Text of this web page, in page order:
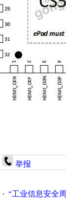
举报
· “工业信息安全周之我见”